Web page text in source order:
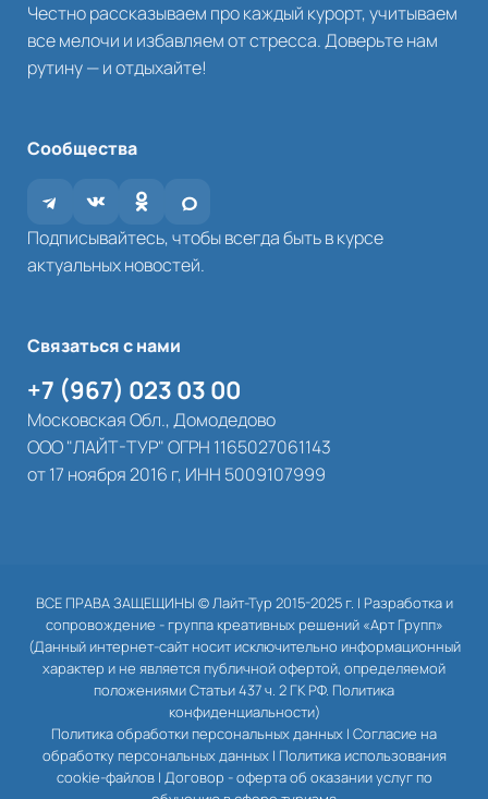
Честно рассказываем про каждый курорт, учитываем
все мелочи и избавляем от стресса. Доверьте нам
рутину — и отдыхайте!
Сообщества
Подписывайтесь, чтобы всегда быть в курсе
актуальных новостей.
Связаться с нами
+7 (967) 023 03 00
Московская Обл., Домодедово
ООО "ЛАЙТ-ТУР" ОГРН 1165027061143
от 17 ноября 2016 г, ИНН 5009107999
ВСЕ ПРАВА ЗАЩЕЩИНЫ © Лайт-Тур 2015-2025 г. | Разработка и
сопровождение - группа креативных решений «Арт Групп»
(Данный интернет-сайт носит исключительно информационный
характер и не является публичной офертой, определяемой
положениями Статьи 437 ч. 2 ГК РФ. Политика
конфиденциальности)
Политика обработки персональных данных | Согласие на
обработку персональных данных| Политика использования
cookie-файлов | Договор - оферта об оказании услуг по